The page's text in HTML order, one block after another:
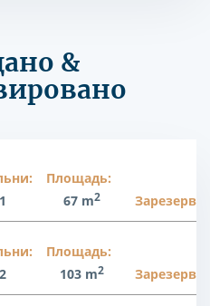
&
1
Площадь:
67 m2
2
Площадь:
103 m2